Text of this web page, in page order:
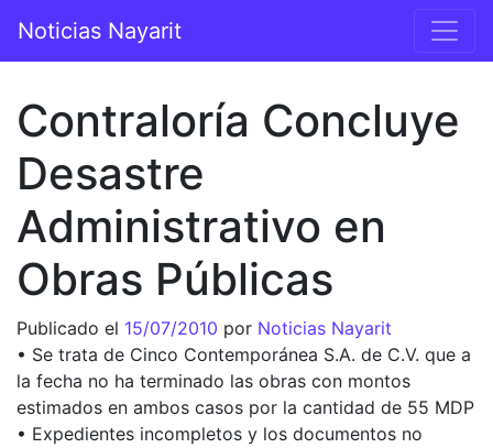
Navegación principal
Noticias Nayarit
Contraloría Concluye
Desastre
Administrativo en
Obras Públicas
Publicado el 15/07/2010 por Noticias Nayarit
• Se trata de Cinco Contemporánea S.A. de C.V. que a
la fecha no ha terminado las obras con montos
estimados en ambos casos por la cantidad de 55 MDP
• Expedientes incompletos y los documentos no